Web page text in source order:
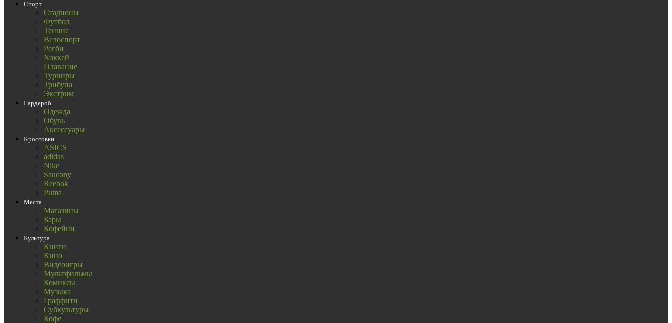
Спорт
Стадионы
Футбол
Теннис
Велоспорт
Регби
Хоккей
Плавание
Турниры
Трибуна
Экстрим
Гардероб
Одежда
Обувь
Аксессуары
Кроссовки
ASICS
adidas
Nike
Saucony
Reebok
Puma
Места
Магазины
Бары
Кофейни
Культура
Книги
Кино
Видеоигры
Мультфильмы
Комиксы
Музыка
Граффити
Субкультуры
Кофе